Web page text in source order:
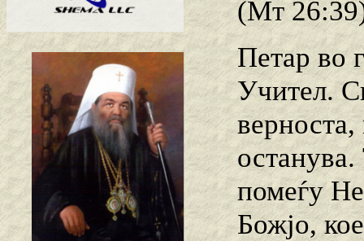
(Мт
Петар во
Учител.
помеѓу
Божјо,